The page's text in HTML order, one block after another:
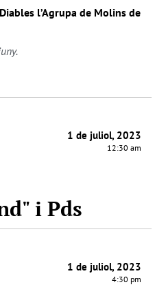
l’Agrupa de Molins de
1 de juliol, 2023
12:30 am
i Pds
1 de juliol, 2023
4:30 pm